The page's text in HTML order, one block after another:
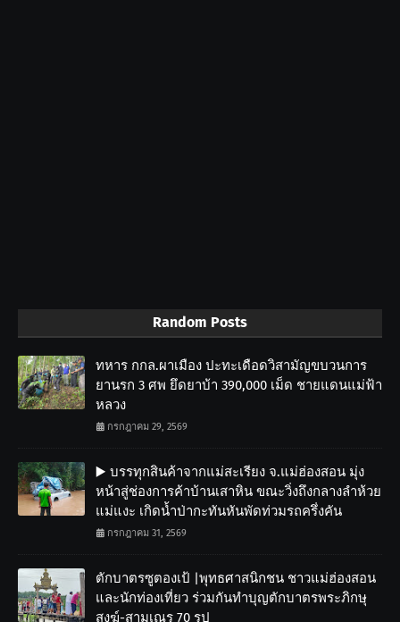
Random Posts
ทหาร กกล.ผาเมือง ปะทะเดือดวิสามัญขบวนการ
ยานรก 3 ศพ ยึดยาบ้า 390,000 เม็ด ชายแดนแม่ฟ้า
หลวง
กรกฎาคม 29, 2569
▶️ บรรทุกสินค้าจากแม่สะเรียง จ.แม่ฮ่องสอน มุ่ง
หน้าสู่ช่องการค้าบ้านเสาหิน ขณะวิ่งถึงกลางลำห้วย
แม่แงะ เกิดน้ำป่ากะทันหันพัดท่วมรถครึ่งคัน
กรกฎาคม 31, 2569
ตักบาตรซูตองเป้ |พุทธศาสนิกชน ชาวแม่ฮ่องสอน
และนักท่องเที่ยว ร่วมกันทำบุญตักบาตรพระภิกษุ
สงฆ์-สามเณร 70 รูป